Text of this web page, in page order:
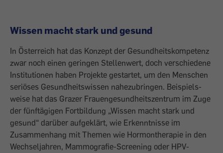
Wissen macht stark und gesund
In Österreich hat das Konzept der Gesundheitskompetenz
zwar noch einen geringen Stellenwert, doch verschiedene
Institutionen haben Projekte gestartet, um den Menschen
seriöses Gesundheitswissen nahe­zubringen. Beispiels­
weise hat das Grazer Frauengesundheitszentrum im Zuge
der fünftägigen Fortbildung „Wissen macht stark und
gesund“ darüber aufgeklärt, wie Erkenntnisse im
Zusammenhang mit Themen wie Hormontherapie in den
Wechseljahren, Mammo­grafie-Screening oder HPV-